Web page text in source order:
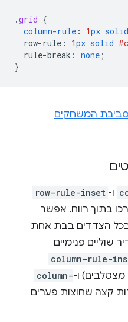
.grid {
column-rule : 1px solid
row-rule : 1px solid
rule-break : none ;
}
סביבת המשחקים
ו- row-rule-inset
בתוך רווח. אפשר
בכל הצדדים בבת אחת
שוליים פנימיים
column-rule-
מצטלבים) ו-column-
קצה שחוצות פערים